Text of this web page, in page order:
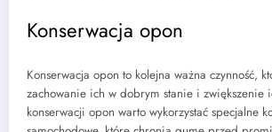
Konserwacja opon
Konserwacja opon to kolejna ważna czynność,
zachowanie ich w dobrym stanie i zwiększenie
konserwacji opon warto wykorzystać specjalne